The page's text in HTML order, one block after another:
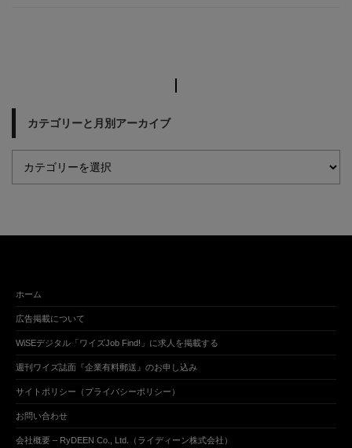
カテゴリーと月別アーカイブ
ホーム
広告掲載について
WiSEデジタル「ワイズJob Find!」に求人を掲載する
週刊ワイズ誌面『企業有料郵送』のお申し込み
サイトポリシー（プライバシーポリシー）
お問い合わせ
会社概要 – RyDEEN Co., Ltd.（ライディーン株式会社）